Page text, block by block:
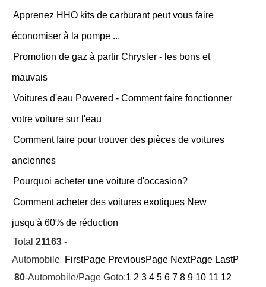
Apprenez HHO kits de carburant peut vous faire
économiser à la pompe ...
Promotion de gaz à partir Chrysler - les bons et
mauvais
Voitures d'eau Powered - Comment faire fonctionner
votre voiture sur l'eau
Comment faire pour trouver des pièces de voitures
anciennes
Pourquoi acheter une voiture d'occasion?
Comment acheter des voitures exotiques New
jusqu'à 60% de réduction
Total 21163 -
Automobile FirstPage PreviousPage NextPage LastPage
80-Automobile/Page Goto:1 2 3 4 5 6 7 8 9 10 11 12